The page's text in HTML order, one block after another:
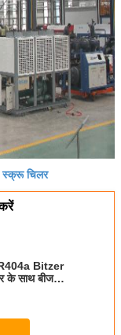
चिलर
Bitzer
के साथ बीज